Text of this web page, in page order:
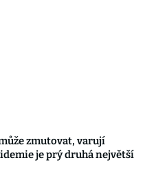
zmutovat, varují
je prý druhá největší